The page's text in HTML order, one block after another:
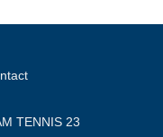
TENNIS 23